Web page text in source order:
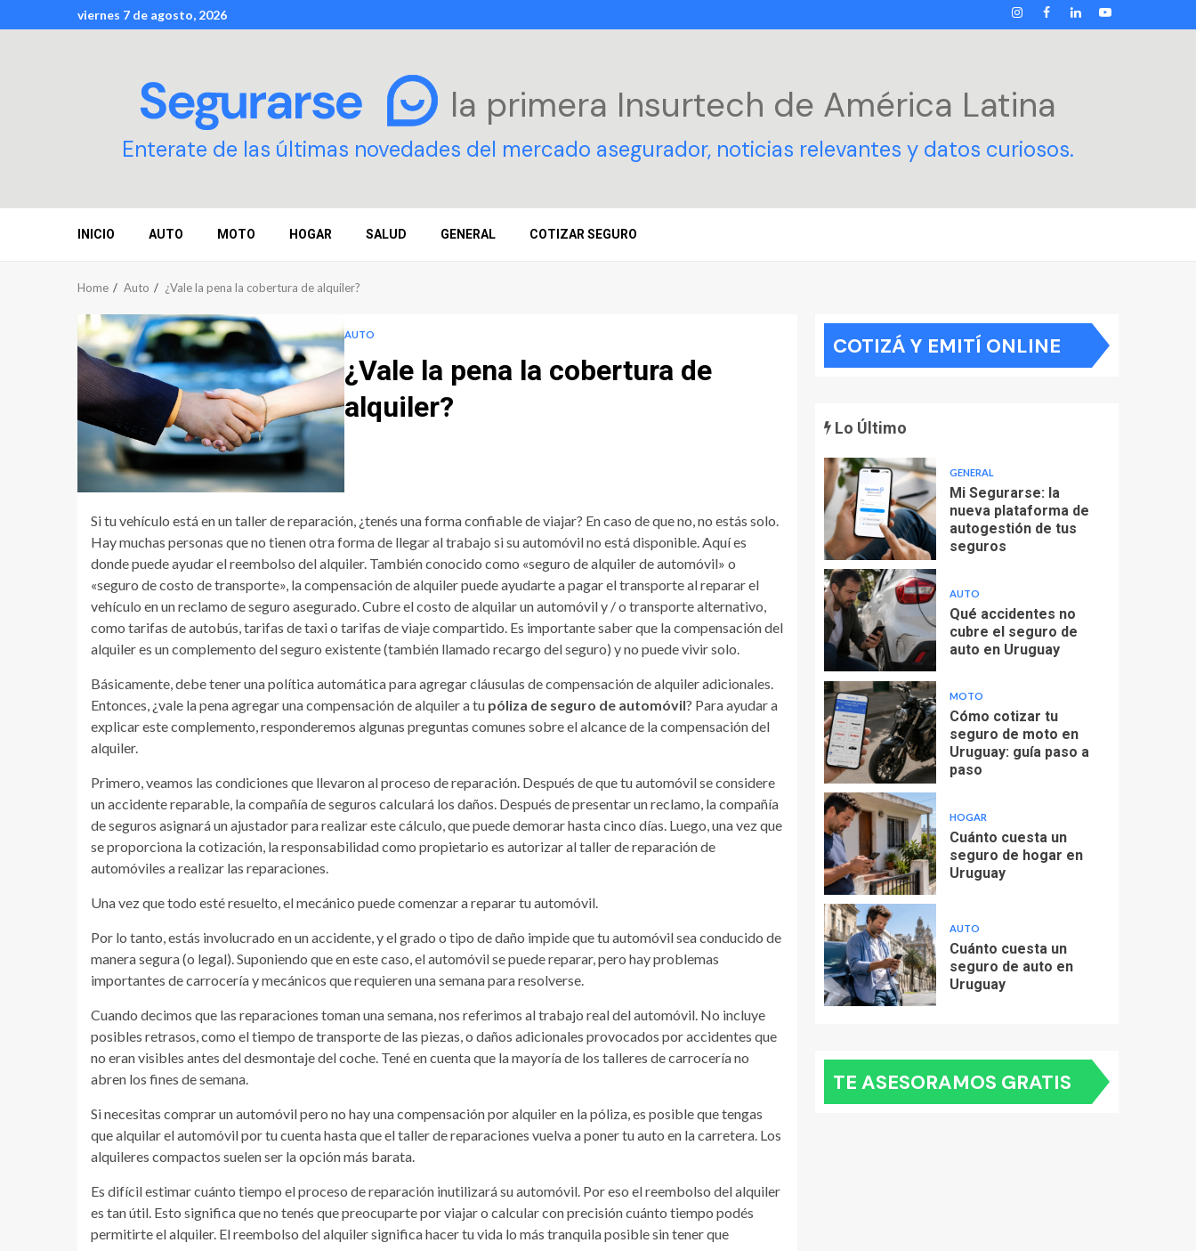
to
viernes 7 de agosto, 2026 INSTAGRAM
FACEBOOK
LINKEDIN
YOUTUBE
la primera Insurtech de América Latina
Enterate de las últimas novedades del mercado asegurador, noticias relevantes y datos curiosos.
INICIO AUTO MOTO HOGAR SALUD GENERAL COTIZAR SEGURO
Home Auto ¿Vale la pena la cobertura de alquiler?
AUTO
¿Vale la pena la cobertura de
alquiler?
Si tu vehículo está en un taller de reparación, ¿tenés una forma confiable de viajar? En caso de que no, no estás solo.
Hay muchas personas que no tienen otra forma de llegar al trabajo si su automóvil no está disponible. Aquí es
donde puede ayudar el reembolso del alquiler. También conocido como «seguro de alquiler de automóvil» o
«seguro de costo de transporte», la compensación de alquiler puede ayudarte a pagar el transporte al reparar el
vehículo en un reclamo de seguro asegurado. Cubre el costo de alquilar un automóvil y / o transporte alternativo,
como tarifas de autobús, tarifas de taxi o tarifas de viaje compartido. Es importante saber que la compensación del
alquiler es un complemento del seguro existente (también llamado recargo del seguro) y no puede vivir solo.
Básicamente, debe tener una política automática para agregar cláusulas de compensación de alquiler adicionales.
Entonces, ¿vale la pena agregar una compensación de alquiler a tu póliza de seguro de automóvil? Para ayudar a
explicar este complemento, responderemos algunas preguntas comunes sobre el alcance de la compensación del
alquiler.
Primero, veamos las condiciones que llevaron al proceso de reparación. Después de que tu automóvil se considere
un accidente reparable, la compañía de seguros calculará los daños. Después de presentar un reclamo, la compañía
de seguros asignará un ajustador para realizar este cálculo, que puede demorar hasta cinco días. Luego, una vez que
se proporciona la cotización, la responsabilidad como propietario es autorizar al taller de reparación de
automóviles a realizar las reparaciones.
Una vez que todo esté resuelto, el mecánico puede comenzar a reparar tu automóvil.
Por lo tanto, estás involucrado en un accidente, y el grado o tipo de daño impide que tu automóvil sea conducido de
manera segura (o legal). Suponiendo que en este caso, el automóvil se puede reparar, pero hay problemas
importantes de carrocería y mecánicos que requieren una semana para resolverse.
Cuando decimos que las reparaciones toman una semana, nos referimos al trabajo real del automóvil. No incluye
posibles retrasos, como el tiempo de transporte de las piezas, o daños adicionales provocados por accidentes que
no eran visibles antes del desmontaje del coche. Tené en cuenta que la mayoría de los talleres de carrocería no
abren los fines de semana.
Si necesitas comprar un automóvil pero no hay una compensación por alquiler en la póliza, es posible que tengas
que alquilar el automóvil por tu cuenta hasta que el taller de reparaciones vuelva a poner tu auto en la carretera. Los
alquileres compactos suelen ser la opción más barata.
Es difícil estimar cuánto tiempo el proceso de reparación inutilizará su automóvil. Por eso el reembolso del alquiler
es tan útil. Esto significa que no tenés que preocuparte por viajar o calcular con precisión cuánto tiempo podés
permitirte el alquiler. El reembolso del alquiler significa hacer tu vida lo más tranquila posible sin tener que
COTIZÁ Y EMITÍ ONLINE
Lo Último
GENERAL
Mi Segurarse: la
nueva plataforma de
autogestión de tus
seguros
AUTO
Qué accidentes no
cubre el seguro de
auto en Uruguay
MOTO
Cómo cotizar tu
seguro de moto en
Uruguay: guía paso a
paso
HOGAR
Cuánto cuesta un
seguro de hogar en
Uruguay
AUTO
Cuánto cuesta un
seguro de auto en
Uruguay
TE ASESORAMOS GRATIS